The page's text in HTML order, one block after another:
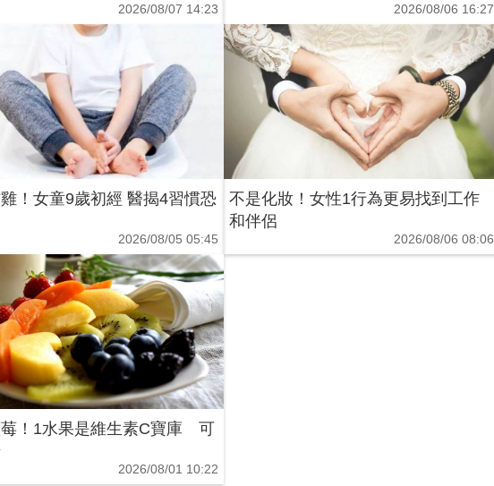
2026/08/07 14:23 2026/08/06 16:27
！女童9歲初經 醫揭4習慣恐
2026/08/05 05:45
不是化妝！女性1行為更易找到工作
和伴侶
2026/08/06 08:06
！1水果是維生素C寶庫 可
2026/08/01 10:22